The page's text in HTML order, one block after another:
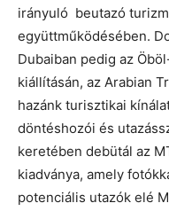
irányuló beutazó
együttműködésében.
Dubaiban pedig az
kiállításán, az Arabian
hazánk turisztikai
döntéshozói és
keretében debütál az
kiadványa, amely
potenciális utazók elé